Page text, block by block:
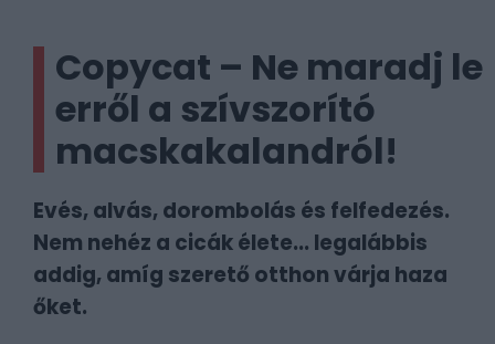
Copycat – Ne maradj le
erről a szívszorító
macskakalandról!
Evés, alvás, dorombolás és felfedezés.
Nem nehéz a cicák élete... legalábbis
addig, amíg szerető otthon várja haza
őket.